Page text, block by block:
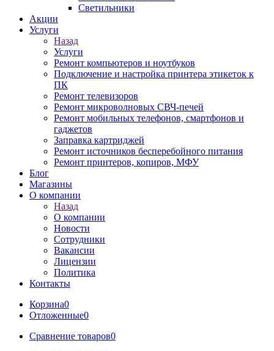
Светильники
Акции
Услуги
Назад
Услуги
Ремонт компьютеров и ноутбуков
Подключение и настройка принтера этикеток к
ПК
Ремонт телевизоров
Ремонт микроволновых СВЧ-печей
Ремонт мобильных телефонов, смартфонов и
гаджетов
Заправка картриджей
Ремонт источников бесперебойного питания
Ремонт принтеров, копиров, МФУ
Блог
Магазины
О компании
Назад
О компании
Новости
Сотрудники
Вакансии
Лицензии
Политика
Контакты
Корзина0
Отложенные0
Сравнение товаров0